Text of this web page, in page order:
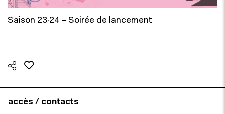
Saison 23·24 – Soirée de lancement
accès / contacts